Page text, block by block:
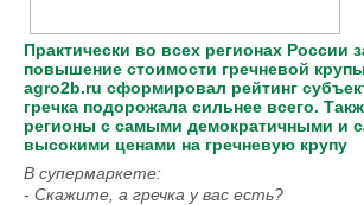
Практически во всех регионах России
повышение стоимости гречневой
agro2b.ru сформировал рейтинг
гречка подорожала сильнее всего.
регионы с самыми демократичными и
высокими ценами на гречневую крупу
В супермаркете:
- Скажите, а гречка у вас есть?